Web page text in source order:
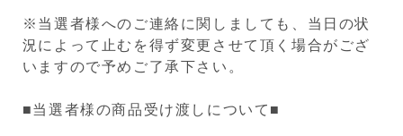
※当選者様へのご連絡に関しましても、当日の状
況によって止むを得ず変更させて頂く場合がござ
いますので予めご了承下さい。
■当選者様の商品受け渡しについて■